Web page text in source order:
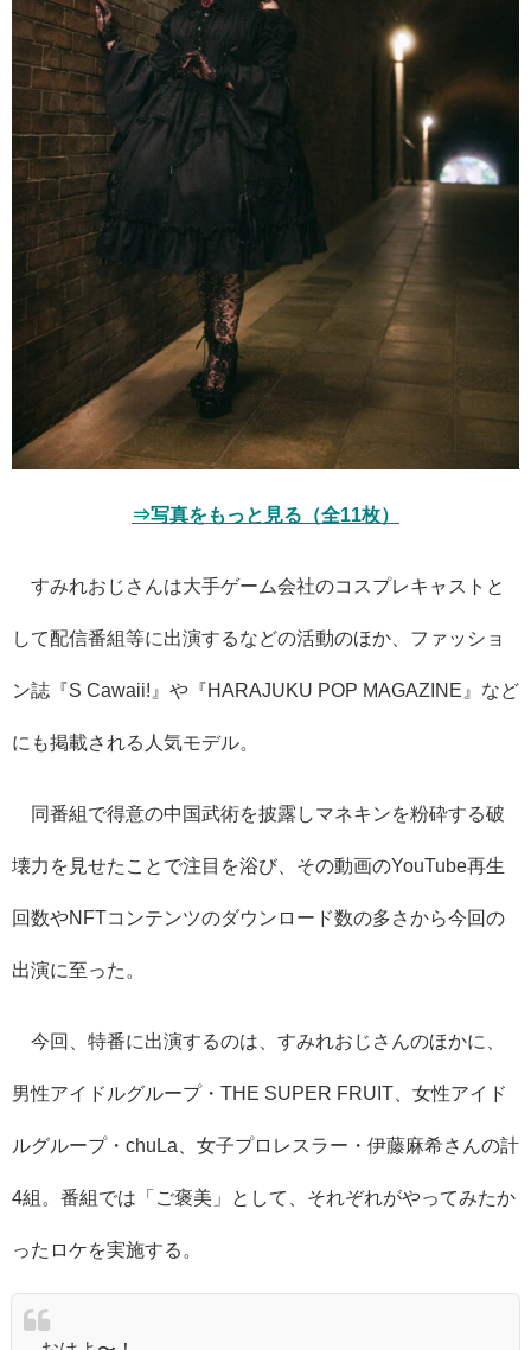
⇒写真をもっと見る（全11枚）
すみれおじさんは大手ゲーム会社のコスプレキャストと
して配信番組等に出演するなどの活動のほか、ファッショ
ン誌『S Cawaii!』や『HARAJUKU POP MAGAZINE』など
にも掲載される人気モデル。
同番組で得意の中国武術を披露しマネキンを粉砕する破
壊力を見せたことで注目を浴び、その動画のYouTube再生
回数やNFTコンテンツのダウンロード数の多さから今回の
出演に至った。
今回、特番に出演するのは、すみれおじさんのほかに、
男性アイドルグループ・THE SUPER FRUIT、女性アイド
ルグループ・chuLa、女子プロレスラー・伊藤麻希さんの計
4組。番組では「ご褒美」として、それぞれがやってみたか
ったロケを実施する。